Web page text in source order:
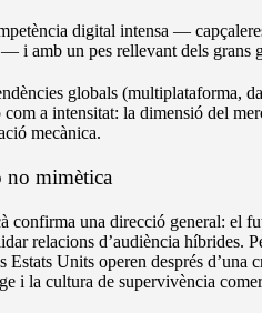
digital intensa —
i amb un pes rellevant dels grans
globals (multiplataforma,
a intensitat: la dimensió del
mecànica.
no mimètica
confirma una direcció general: el
relacions d’audiència híbrides.
Estats Units operen després d’una
i la cultura de supervivència